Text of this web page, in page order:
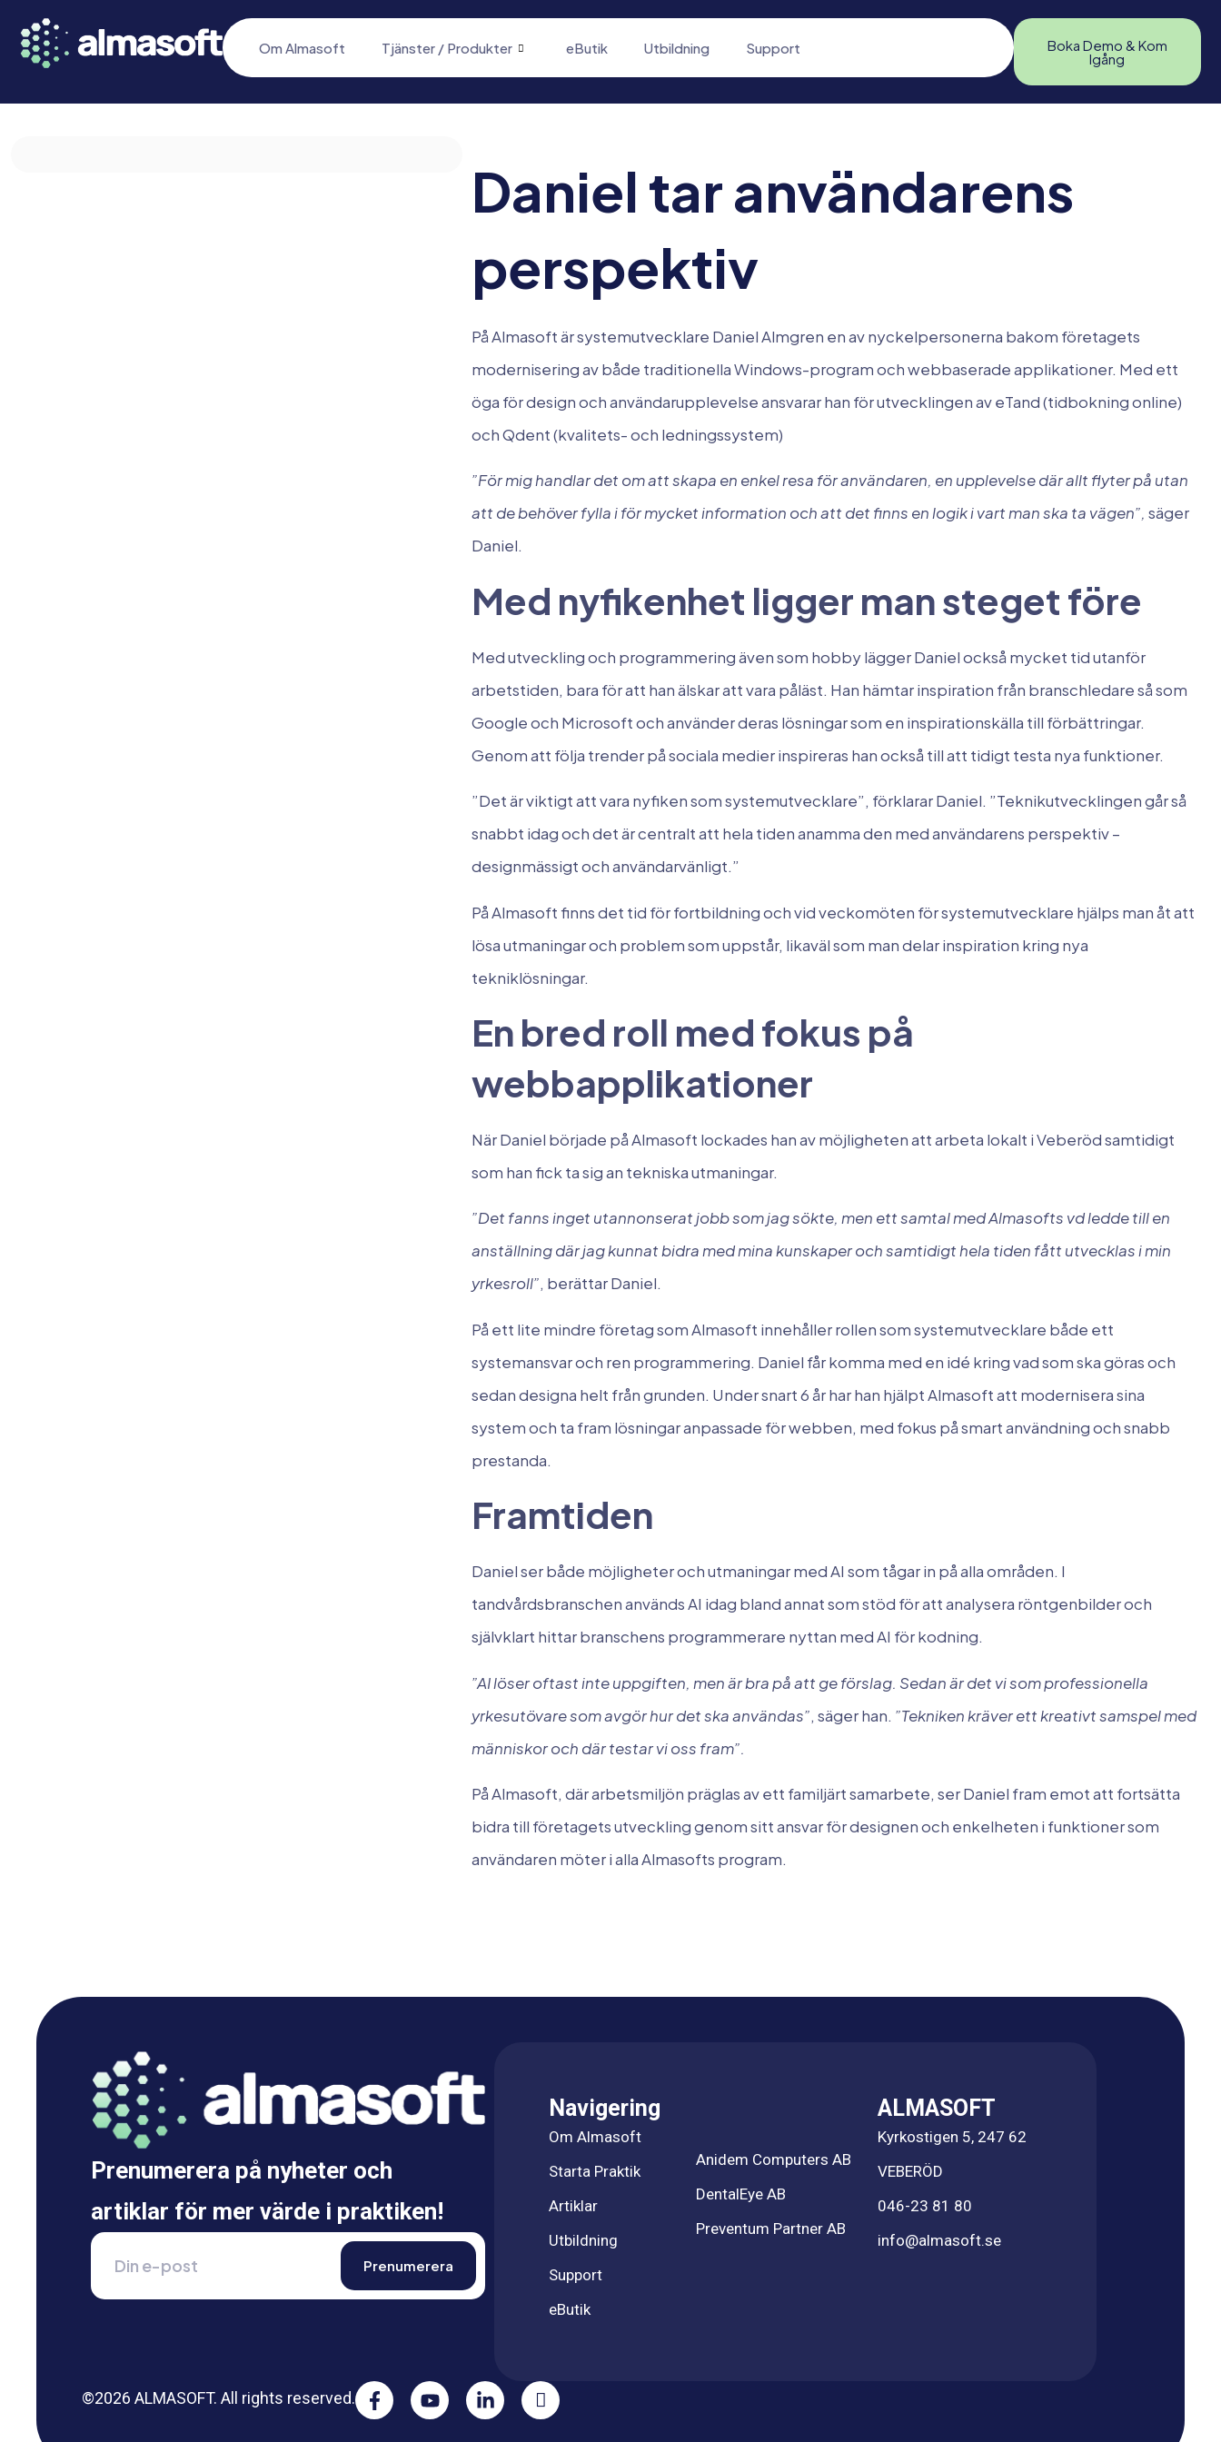
Om Almasoft Tjänster / Produkter eButik Utbildning Support Boka Demo & Kom
Igång
Daniel tar användarens
perspektiv
På Almasoft är systemutvecklare Daniel Almgren en av nyckelpersonerna bakom företagets
modernisering av både traditionella Windows-program och webbaserade applikationer. Med ett
öga för design och användarupplevelse ansvarar han för utvecklingen av eTand (tidbokning online)
och Qdent (kvalitets- och ledningssystem)
”För mig handlar det om att skapa en enkel resa för användaren, en upplevelse där allt flyter på utan
att de behöver fylla i för mycket information och att det finns en logik i vart man ska ta vägen”, säger
Daniel.
Med nyfikenhet ligger man steget före
Med utveckling och programmering även som hobby lägger Daniel också mycket tid utanför
arbetstiden, bara för att han älskar att vara påläst. Han hämtar inspiration från branschledare så som
Google och Microsoft och använder deras lösningar som en inspirationskälla till förbättringar.
Genom att följa trender på sociala medier inspireras han också till att tidigt testa nya funktioner.
”Det är viktigt att vara nyfiken som systemutvecklare”, förklarar Daniel. ”Teknikutvecklingen går så
snabbt idag och det är centralt att hela tiden anamma den med användarens perspektiv –
designmässigt och användarvänligt.”
På Almasoft finns det tid för fortbildning och vid veckomöten för systemutvecklare hjälps man åt att
lösa utmaningar och problem som uppstår, likaväl som man delar inspiration kring nya
tekniklösningar.
En bred roll med fokus på
webbapplikationer
När Daniel började på Almasoft lockades han av möjligheten att arbeta lokalt i Veberöd samtidigt
som han fick ta sig an tekniska utmaningar.
”Det fanns inget utannonserat jobb som jag sökte, men ett samtal med Almasofts vd ledde till en
anställning där jag kunnat bidra med mina kunskaper och samtidigt hela tiden fått utvecklas i min
yrkesroll”, berättar Daniel.
På ett lite mindre företag som Almasoft innehåller rollen som systemutvecklare både ett
systemansvar och ren programmering. Daniel får komma med en idé kring vad som ska göras och
sedan designa helt från grunden. Under snart 6 år har han hjälpt Almasoft att modernisera sina
system och ta fram lösningar anpassade för webben, med fokus på smart användning och snabb
prestanda.
Framtiden
Daniel ser både möjligheter och utmaningar med AI som tågar in på alla områden. I
tandvårdsbranschen används AI idag bland annat som stöd för att analysera röntgenbilder och
självklart hittar branschens programmerare nyttan med AI för kodning.
”AI löser oftast inte uppgiften, men är bra på att ge förslag. Sedan är det vi som professionella
yrkesutövare som avgör hur det ska användas”, säger han. ”Tekniken kräver ett kreativt samspel med
människor och där testar vi oss fram”.
På Almasoft, där arbetsmiljön präglas av ett familjärt samarbete, ser Daniel fram emot att fortsätta
bidra till företagets utveckling genom sitt ansvar för designen och enkelheten i funktioner som
användaren möter i alla Almasofts program.
Prenumerera på nyheter och
artiklar för mer värde i praktiken!
Navigering
Om Almasoft
Starta Praktik
Artiklar
Utbildning
Support
eButik
Anidem Computers AB
DentalEye AB
Preventum Partner AB
ALMASOFT
Kyrkostigen 5, 247 62
VEBERÖD
046-23 81 80
info@almasoft.se
©2026 ALMASOFT. All rights reserved.